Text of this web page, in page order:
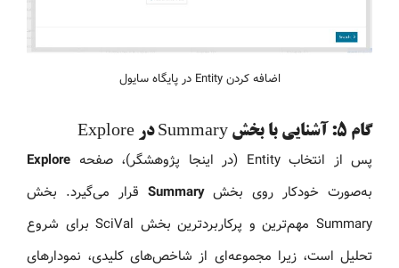
اضافه کردن Entity در پایگاه سایول
گام 5: آشنایی با بخش Summary در Explore
پس از انتخاب Entity (در اینجا پژوهشگر)، صفحه
Explore
به‌صورت خودکار روی بخشSummary قرار می‌گیرد. بخش
Summary مهم‌ترین و پرکاربردترین بخش SciVal برای شروع
تحلیل است، زیرا مجموعه‌ای از شاخص‌های کلیدی، نمودارهای